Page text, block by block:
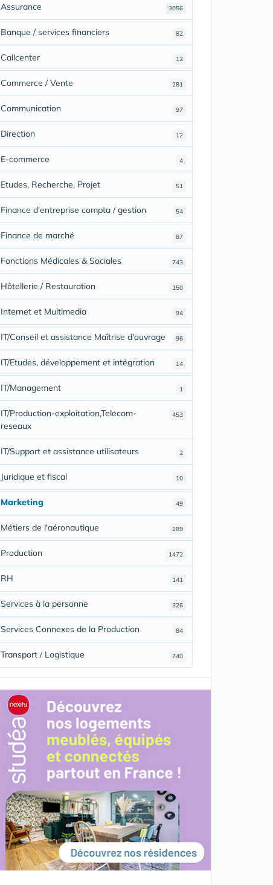
3056
Assurance
82
Banque / services financiers
12
Callcenter
281
Commerce / Vente
97
Communication
12
Direction
4
E-commerce
51
Etudes, Recherche, Projet
54
Finance d'entreprise compta / gestion
87
Finance de marché
743
Fonctions Médicales & Sociales
150
Hôtellerie / Restauration
94
Internet et Multimedia
96
IT/Conseil et assistance Maîtrise d'ouvrage
14
IT/Etudes, développement et intégration
1
IT/Management
453
IT/Production-exploitation,Telecom-
reseaux
2
IT/Support et assistance utilisateurs
10
Juridique et fiscal
49
Marketing
289
Métiers de l'aéronautique
1472
Production
141
RH
326
Services à la personne
84
Services Connexes de la Production
740
Transport / Logistique